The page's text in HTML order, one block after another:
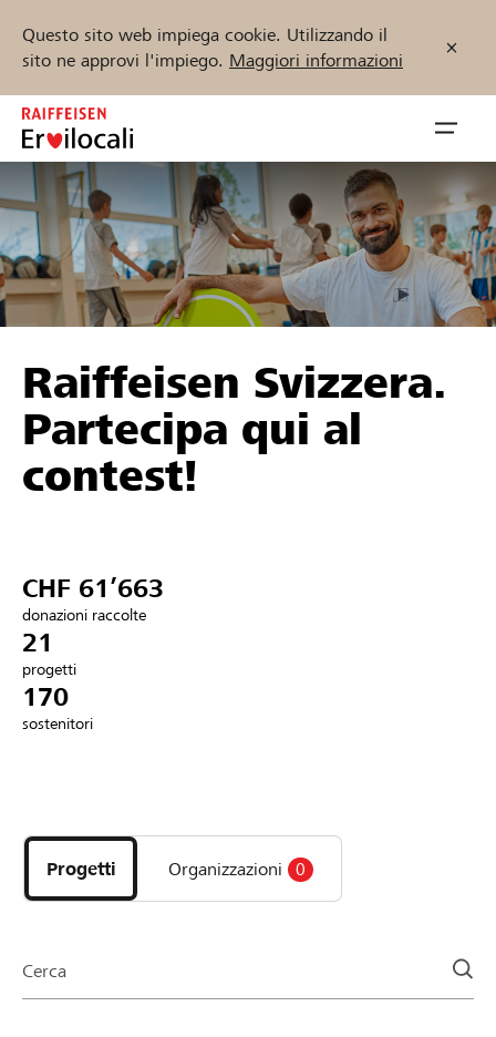
Questo sito web impiega cookie. Utilizzando il
sito ne approvi l'impiego. Maggiori informazioni
Zum
Inhalt
springen
öffnen
Sostenere
Aiuto & supporto
Collegarsi
Registrazione
Trova progetti e organizzazioni
Inizia ora
Raiffeisen Svizzera.
Partecipa qui al
contest!
CHF 61’663
donazioni raccolte
21
progetti
170
sostenitori
i
progetti
e
della
Progetti Organizzazioni 0
Cerca